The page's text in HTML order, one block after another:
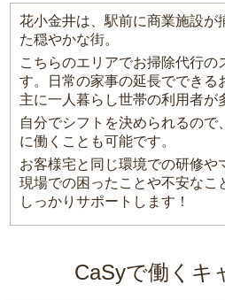
花小金井は、駅前に商業施設が
た穏やかな街。
こちらのエリアでお掃除代行の
す。日常の家事の延長でできる
主に一人暮らし世帯の利用者が
自分でシフトを決められるので
に働くことも可能です。
お客様宅と同じ環境での研修
現場での困ったことや不安なこ
しっかりサポートします！
CaSyで働くキ